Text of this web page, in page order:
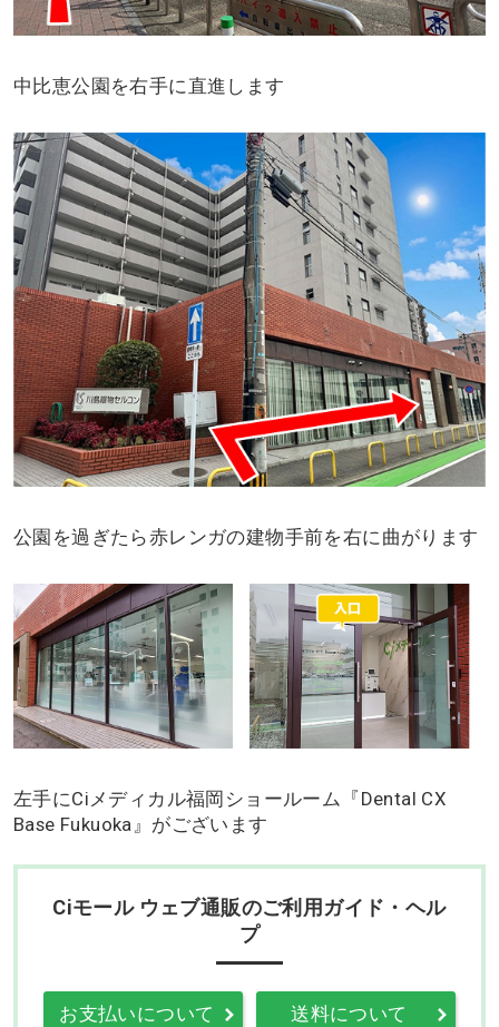
中比恵公園を右手に直進します
公園を過ぎたら赤レンガの建物手前を右に曲がります
左手にCiメディカル福岡ショールーム『Dental CX
Base Fukuoka』がございます
Ciモール ウェブ通販のご利用ガイド・ヘル
プ
お支払いについて 送料について